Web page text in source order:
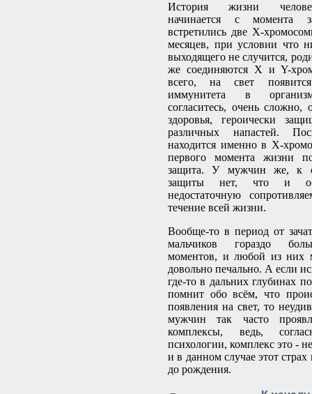
История жизни
начинается с момента
встретились две Х-
месяцев, при условии что
выходящего не случится,
же соединяются Х и Y-
всего, на свет
иммунитета в
согласитесь, очень сложно,
здоровья, героически
различных напастей.
находится именно в Х-
первого момента жизни
защита. У мужчин же, к
защиты нет, что и
недостаточную
течение всей жизни.
Вообще-то в период от
мальчиков гораздо
моментов, и любой из них
довольно печально. А если
где-то в дальних глубинах
помнит обо всём, что
появления на свет, то
мужчин так часто
комплексы, ведь,
психологии, комплекс это -
и в данном случае этот страх
до рождения.